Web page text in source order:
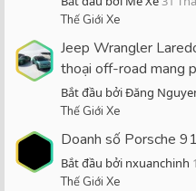
Thế Giới Xe
Jeep Wrangler
thoại off-road mang
Bắt đầu bởi Đăng
Thế Giới Xe
Doanh số Porsche
Bắt đầu bởi nxuanchinh
Thế Giới Xe